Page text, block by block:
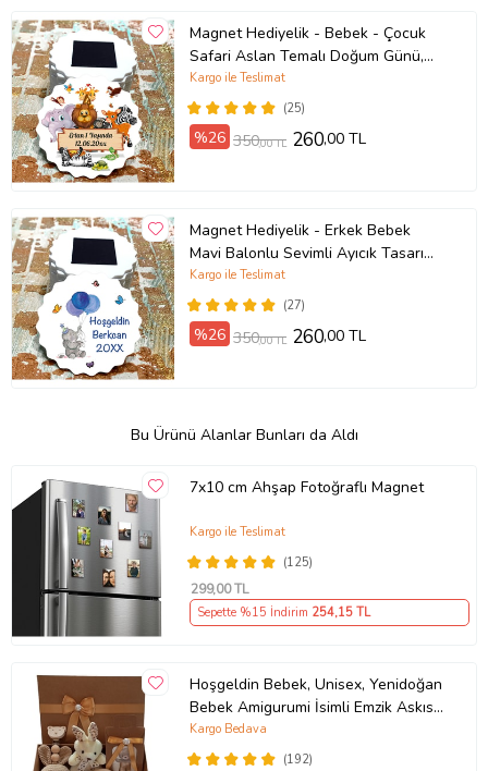
Magnet Hediyelik - Bebek - Çocuk
Safari Aslan Temalı Doğum Günü,
Yeni Doğan Hatıra Magnet
(25)
Kargo ile Teslimat
%26 350,00 TL 260,00 TL
Magnet Hediyelik - Erkek Bebek
Mavi Balonlu Sevimli Ayıcık Tasarım
Doğum Günü - Hoşgeldin Bebek
(27)
Kargo ile Teslimat
%26 350,00 TL 260,00 TL
Bu Ürünü Alanlar Bunları da Aldı
7x10 cm Ahşap Fotoğraflı Magnet
(125)
Kargo ile Teslimat
299,00 TL
Sepette %15 İndirim 254,15 TL
Hoşgeldin Bebek, Unisex, Yenidoğan
Bebek Amigurumi İsimli Emzik Askısı
Hediye Seti
(192)
Kargo Bedava